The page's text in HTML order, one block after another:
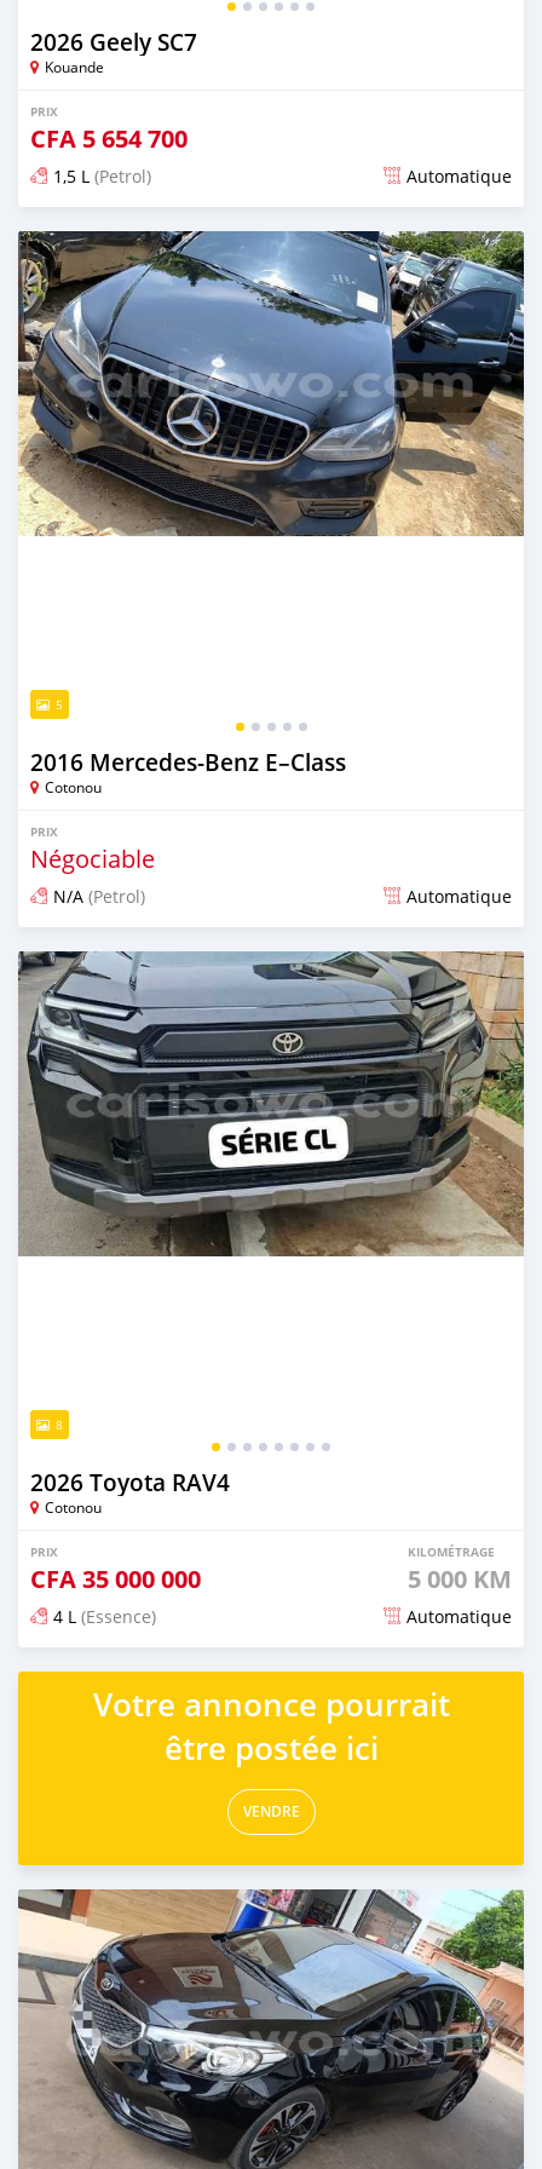
2026 Geely SC7
Kouande
PRIX
CFA 5 654 700
1,5 L (Petrol) Automatique
Publié il y a 8 jours
5
2016 Mercedes-Benz E–Class
Cotonou
PRIX
Négociable
N/A (Petrol) Automatique
Publié il y a 8 jours
8
2026 Toyota RAV4
Cotonou
PRIX
CFA35 000 000
KILOMÉTRAGE
5 000 KM
4 L (Essence) Automatique
Publié il y a 8 jours
Votre annonce pourrait
être postée ici
VENDRE